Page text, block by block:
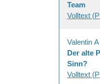
Team
Volltext
Valentin A
Der alte
Sinn?
Volltext